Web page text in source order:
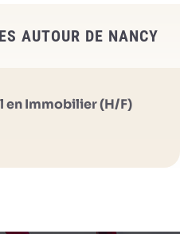
AUTOUR DE NANCY
Immobilier (H/F)